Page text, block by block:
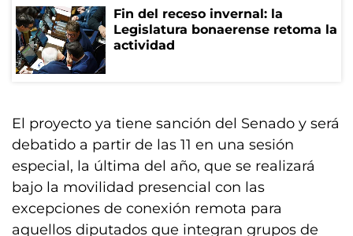
Fin del receso invernal: la
Legislatura bonaerense retoma la
actividad
El proyecto ya tiene sanción del Senado y será
debatido a partir de las 11 en una sesión
especial, la última del año, que se realizará
bajo la movilidad presencial con las
excepciones de conexión remota para
aquellos diputados que integran grupos de